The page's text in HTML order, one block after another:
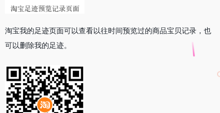
淘宝我的足迹页面可以查看以往时间预览过的商品宝贝记录，也
可以删除我的足迹。